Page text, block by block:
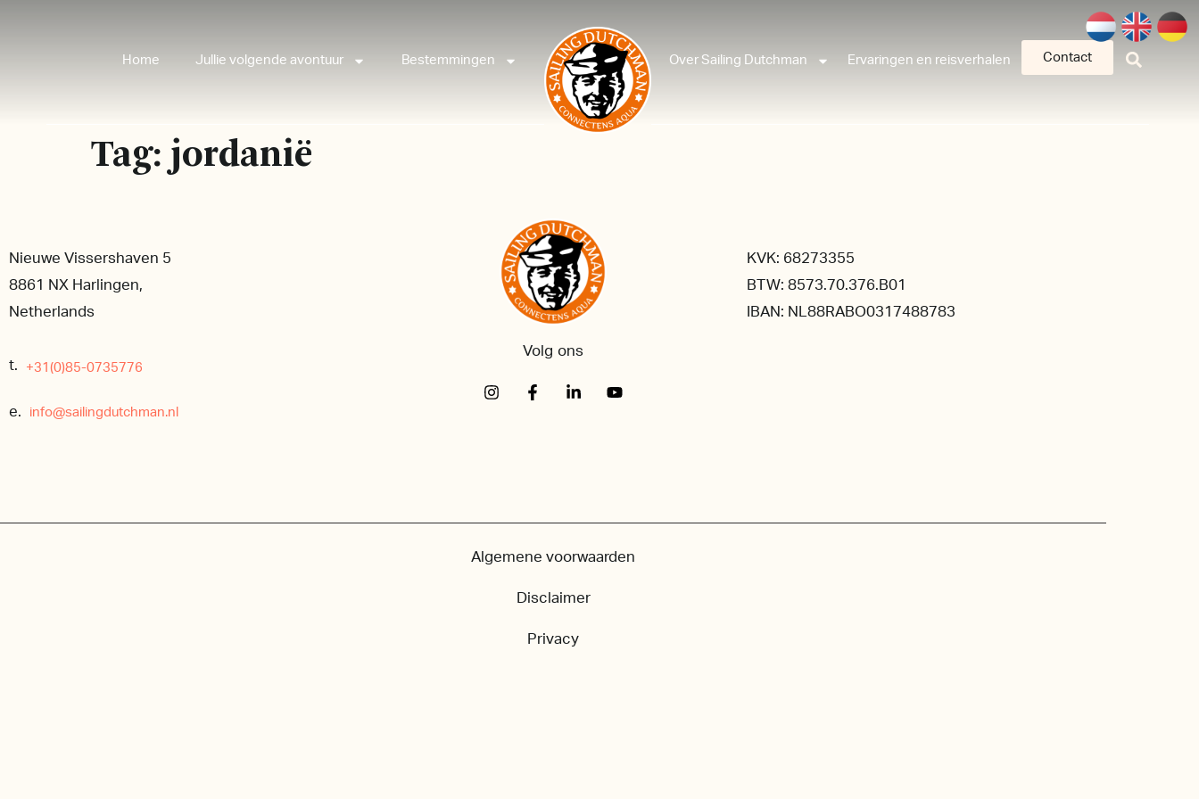
Home Jullie volgende avontuur Bestemmingen Over Sailing Dutchman Ervaringen en reisverhalen Contact
Tag: jordanië
Nieuwe Vissershaven 5
8861 NX Harlingen,
Netherlands
t. +31(0)85-0735776
e. info@sailingdutchman.nl
Volg ons
KVK: 68273355
BTW: 8573.70.376.B01
IBAN: NL88RABO0317488783
Algemene voorwaarden
Disclaimer
Privacy